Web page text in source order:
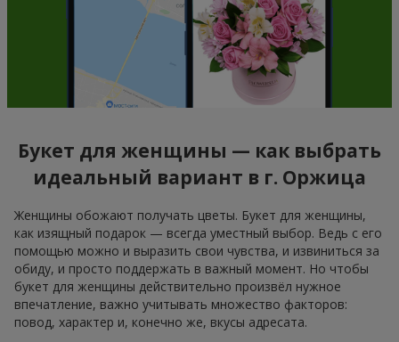
Букет для женщины — как выбрать
идеальный вариант в г. Оржица
Женщины обожают получать цветы. Букет для женщины,
как изящный подарок — всегда уместный выбор. Ведь с его
помощью можно и выразить свои чувства, и извиниться за
обиду, и просто поддержать в важный момент. Но чтобы
букет для женщины действительно произвёл нужное
впечатление, важно учитывать множество факторов:
повод, характер и, конечно же, вкусы адресата.